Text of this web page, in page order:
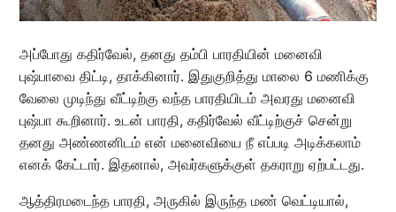
அப்போது கதிர்வேல், தனது தம்பி பாரதியின் மனைவி
புஷ்பாவை திட்டி, தாக்கினார். இதுகுறித்து மாலை 6 மணிக்கு
வேலை முடிந்து வீட்டிற்கு வந்த பாரதியிடம் அவரது மனைவி
புஷ்பா கூறினார். உடன் பாரதி, கதிர்வேல் வீட்டிற்குச் சென்று
தனது அண்ணனிடம் என் மனைவியை நீ எப்படி அடிக்கலாம்
எனக் கேட்டார். இதனால், அவர்களுக்குள் தகராறு ஏற்பட்டது.
ஆத்திரமடைந்த பாரதி, அருகில் இருந்த மண் வெட்டியால்,